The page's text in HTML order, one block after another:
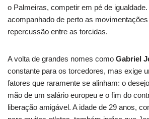
o Palmeiras, competir em pé de
acompanhado de perto as
repercussão entre as torcidas.
A volta de grandes nomes como Gabriel
constante para os torcedores, mas exige
fatores que raramente se alinham: o
mão de um salário europeu e o fim do
liberação amigável. A idade de 29 anos,